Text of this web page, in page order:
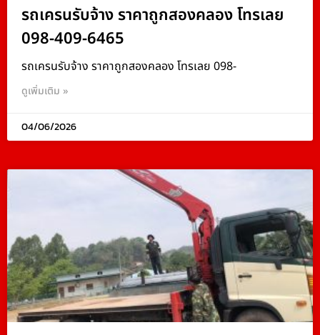
รถเครนรับจ้าง ราคาถูกสองคลอง โทรเลย
098-409-6465
รถเครนรับจ้าง ราคาถูกสองคลอง โทรเลย 098-
ดูเพิ่มเติม »
04/06/2026